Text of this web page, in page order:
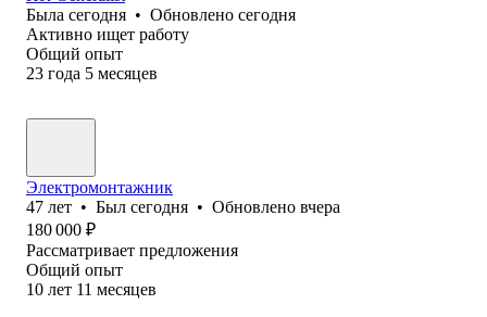
Была сегодня • Обновлено сегодня
Активно ищет работу
Общий опыт
23 года 5 месяцев
Электромонтажник
47 лет • Был сегодня • Обновлено вчера
180 000 ₽
Рассматривает предложения
Общий опыт
10 лет 11 месяцев